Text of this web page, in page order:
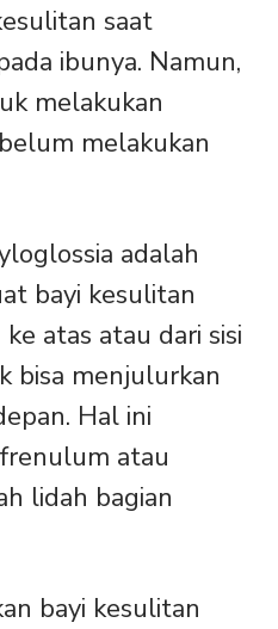
saat
ibunya. Namun,
melakukan
melakukan
adalah
bayi kesulitan
atas atau dari sisi
bisa menjulurkan
Hal ini
atau
lidah bagian
bayi kesulitan